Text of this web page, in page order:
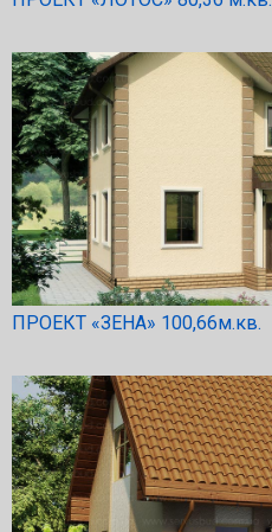
ПРОЕКТ «ЗЕНА» 100,66м.кв.